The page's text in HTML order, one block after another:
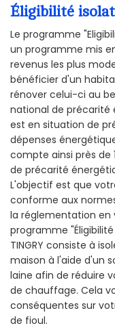
Éligibilité
Le programme
un programme mis
revenus les plus
bénéficier d'un
rénover celui-ci au
national de précarité
est en situation de
dépenses
compte ainsi près de
de précarité
L'objectif est que
conforme aux
la réglementation en
programme
TINGRY consiste à
maison à l'aide d'un
laine afin de réduire
de chauffage. Cela
conséquentes sur
de fioul.